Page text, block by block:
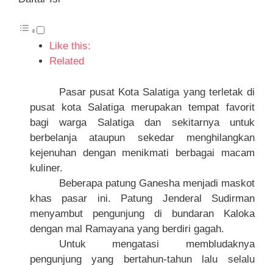
Like this:
Related
Pasar pusat Kota Salatiga yang terletak di
pusat kota Salatiga merupakan tempat favorit
bagi warga Salatiga dan sekitarnya untuk
berbelanja ataupun sekedar menghilangkan
kejenuhan dengan menikmati berbagai macam
kuliner.
Beberapa patung Ganesha menjadi maskot
khas pasar ini. Patung Jenderal Sudirman
menyambut pengunjung di bundaran Kaloka
dengan mal Ramayana yang berdiri gagah.
Untuk mengatasi membludaknya
pengunjung yang bertahun-tahun lalu selalu